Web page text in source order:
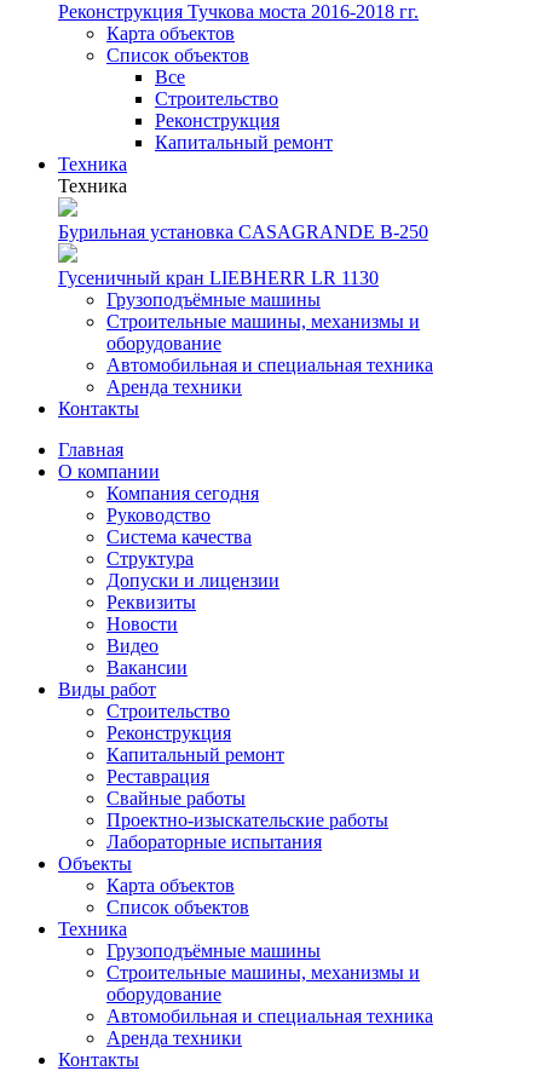
Реконструкция Тучкова моста 2016-2018 гг.
Карта объектов
Список объектов
Все
Строительство
Реконструкция
Капитальный ремонт
Техника
Техника
Бурильная установка CASAGRANDE B-250
Гусеничный кран LIEBHERR LR 1130
Грузоподъёмные машины
Строительные машины, механизмы и
оборудование
Автомобильная и специальная техника
Аренда техники
Контакты
Главная
О компании
Компания сегодня
Руководство
Система качества
Структура
Допуски и лицензии
Реквизиты
Новости
Видео
Вакансии
Виды работ
Строительство
Реконструкция
Капитальный ремонт
Реставрация
Свайные работы
Проектно-изыскательские работы
Лабораторные испытания
Объекты
Карта объектов
Список объектов
Техника
Грузоподъёмные машины
Строительные машины, механизмы и
оборудование
Автомобильная и специальная техника
Аренда техники
Контакты